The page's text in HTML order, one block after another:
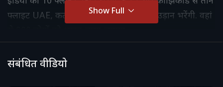
फ्लाइट UAE, कतर और सऊदी अरब के लिए उड़ान भरेंगी. वहां
Show Full
संबंधित वीडियो